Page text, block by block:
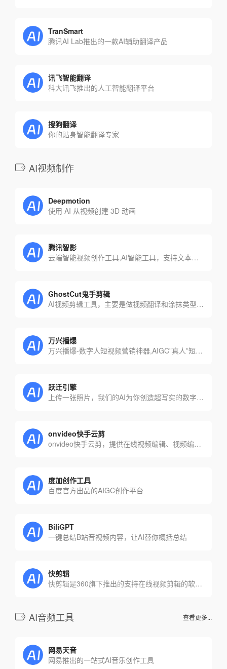
TranSmart
腾讯AI Lab推出的一款AI辅助翻译产品
讯飞智能翻译
科大讯飞推出的人工智能翻译平台
搜狗翻译
你的贴身智能翻译专家
AI视频制作
Deepmotion
使用 AI 从视频创建 3D 动画
腾讯智影
云端智能视频创作工具,AI智能工具，支持文本配音、数字人播报、自动字幕识别、文章转视频、去水印、视频解说、横转竖等功能
GhostCut鬼手剪辑
AI视频剪辑工具，主要是做视频翻译和涂抹类型的，还有一些各种ai免费小工具
万兴播爆
万兴播爆-数字人短视频营销神器,AIGC”真人”短视频出海营销神器
跃迁引擎
上传一张照片，我们的AI为你创造超写实的数字人。
onvideo快手云剪
onvideo快手云剪，提供在线视频编辑、视频编辑、视频封面制作、视频去抖、视频抠像、直播剪辑、云端素材库、智能语音转字幕、智能字幕转语音、团队协同、媒资管理、资源共享、团队内容审核、视频制作完成快速内容分发、一键发布到快手等功能
度加创作工具
百度官方出品的AIGC创作平台
BiliGPT
一键总结B站音视频内容，让AI替你概括总结
快剪辑
快剪辑是360旗下推出的支持在线视频剪辑的软件，提供了多种AI工具，帮助创作者更加高效快捷地剪辑视频，满足不同行业用户的使用需求。
AI音频工具 查看更多...
网易天音
网易推出的一站式AI音乐创作工具